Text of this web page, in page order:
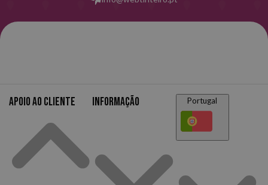
Apoio ao cliente Informação Portugal